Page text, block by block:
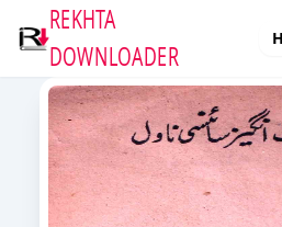
REKHTA
DOWNLOADER